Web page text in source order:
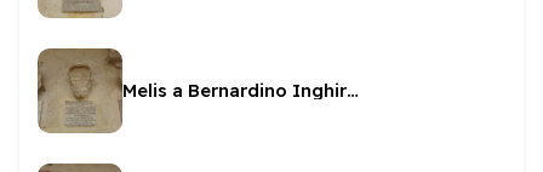
Melis a Bernardino Inghirami